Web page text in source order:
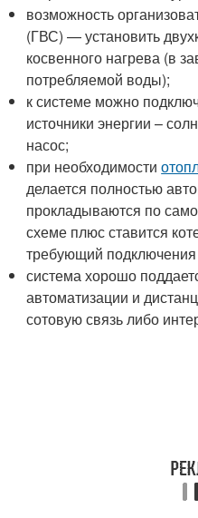
возможность
(ГВС) — установить
косвенного нагрева (в
потребляемой воды);
к системе можно
источники энергии –
насос;
при необходимости
делается полностью
прокладываются по
схеме плюс ставится
требующий подключения
система хорошо
автоматизации и
сотовую связь либо